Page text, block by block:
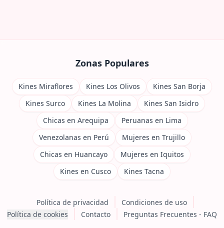
Zonas Populares
Kines Miraflores Kines Los Olivos
Kines San Borja
Kines Surco
Kines La Molina
Kines San Isidro
Chicas en Arequipa
Peruanas en Lima
Venezolanas en Perú
Mujeres en Trujillo
Chicas en Huancayo
Mujeres en Iquitos
Kines en Cusco
Kines Tacna
Política de privacidad
Condiciones de uso
Política de cookies
Contacto Preguntas Frecuentes - FAQ